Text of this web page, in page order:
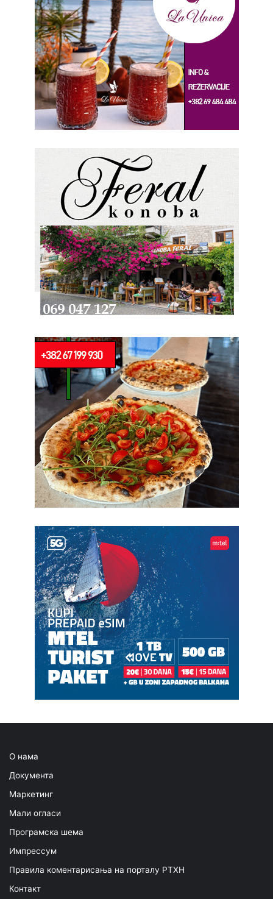
О нама
Документа
Маркетинг
Мали огласи
Програмска шема
Импрессум
Правила коментарисања на порталу РТХН
Контакт